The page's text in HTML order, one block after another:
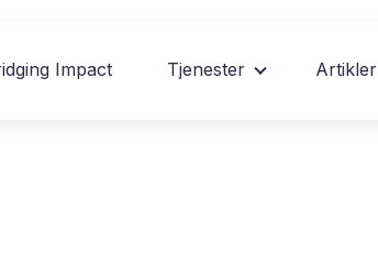
Impact Tjenester Artikler